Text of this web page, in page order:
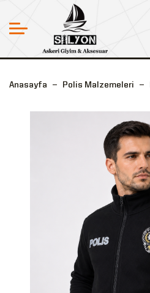
Anasayfa Polis Malzemeleri